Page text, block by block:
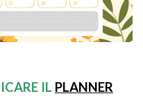
IL PLANNER